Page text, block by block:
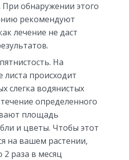
обнаружении этого
рекомендуют
лечение не даст
На
листа происходит
слегка водянистых
определенного
площадь
и цветы. Чтобы этот
на вашем растении,
2 раза в месяц